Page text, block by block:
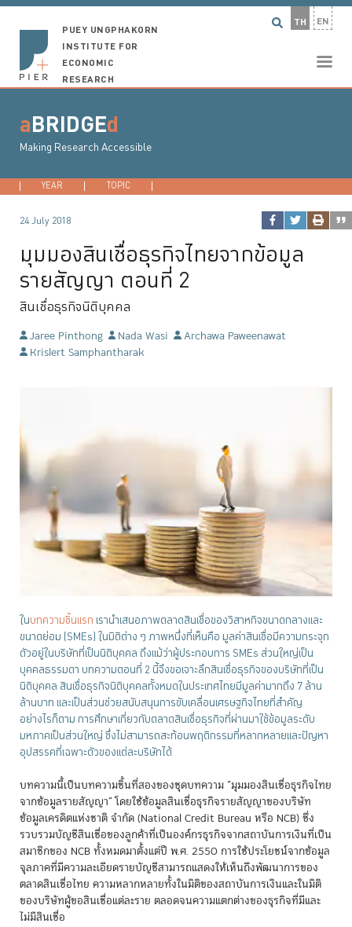
TH EN
PUEY UNGPHAKORN
INSTITUTE FOR
ECONOMIC
RESEARCH
aBRIDGEd
Making Research Accessible
YEAR 2026 2025
TOPIC
24 July 2018
มุมมองสินเชื่อธุรกิจไทยจากข้อมูล
รายสัญญา ตอนที่ 2
สินเชื่อธุรกิจนิติบุคคล
Jaree Pinthong Nada Wasi
Archawa Paweenawat
Krislert Samphantharak
ในบทความชิ้นแรก เรานำเสนอภาพตลาดสินเชื่อของวิสาหกิจขนาดกลางและ
ขนาดย่อม (SMEs) ในมิติต่าง ๆ ภาพหนึ่งที่เห็นคือ มูลค่าสินเชื่อมีความกระจุก
ตัวอยู่ในบริษัทที่เป็นนิติบุคคล ถึงแม้ว่าผู้ประกอบการ SMEs ส่วนใหญ่เป็น
บุคคลธรรมดา บทความตอนที่ 2 นี้จึงขอเจาะลึกสินเชื่อธุรกิจของบริษัทที่เป็น
นิติบุคคล สินเชื่อธุรกิจนิติบุคคลทั้งหมดในประเทศไทยมีมูลค่ามากถึง 7 ล้าน
ล้านบาท และเป็นส่วนช่วยสนับสนุนการขับเคลื่อนเศรษฐกิจไทยที่สำคัญ
อย่างไรก็ตาม การศึกษาเกี่ยวกับตลาดสินเชื่อธุรกิจที่ผ่านมาใช้ข้อมูลระดับ
มหภาคเป็นส่วนใหญ่ ซึ่งไม่สามารถสะท้อนพฤติกรรมที่หลากหลายและปัญหา
อุปสรรคที่เฉพาะตัวของแต่ละบริษัทได้
บทความนี้เป็นบทความชิ้นที่สองของชุดบทความ “มุมมองสินเชื่อธุรกิจไทย
จากข้อมูลรายสัญญา” โดยใช้ข้อมูลสินเชื่อธุรกิจรายสัญญาของบริษัท
ข้อมูลเครดิตแห่งชาติ จำกัด (National Credit Bureau หรือ NCB) ซึ่ง
รวบรวมบัญชีสินเชื่อของลูกค้าที่เป็นองค์กรธุรกิจจากสถาบันการเงินที่เป็น
สมาชิกของ NCB ทั้งหมดมาตั้งแต่ปี พ.ศ. 2550 การใช้ประโยชน์จากข้อมูล
จุลภาคที่มีความละเอียดรายบัญชีสามารถแสดงให้เห็นถึงพัฒนาการของ
ตลาดสินเชื่อไทย ความหลากหลายทั้งในมิติของสถาบันการเงินและในมิติ
ของบริษัทผู้ขอสินเชื่อแต่ละราย ตลอดจนความแตกต่างของธุรกิจที่มีและ
ไม่มีสินเชื่อ